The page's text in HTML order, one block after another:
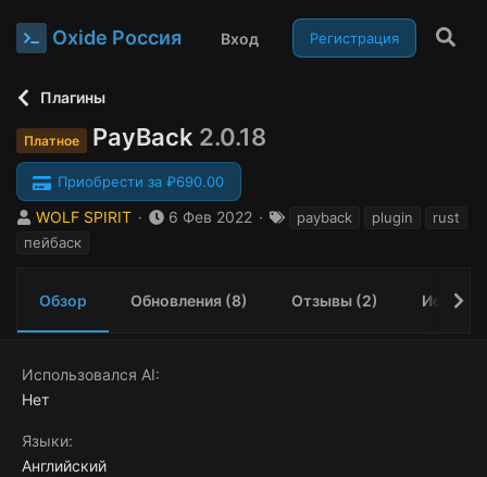
Oxide Россия Вход Регистрация
Плагины
Платное PayBack 2.0.18
Приобрести за ₽690.00
А
в
р
WOLF SPIRIT
Д
с
6 Фев 2022 payback plugin
rust
пейбаск
Обзор Обновления (8) Отзывы (2) История
Использовался AI
Нет
Языки
Английский